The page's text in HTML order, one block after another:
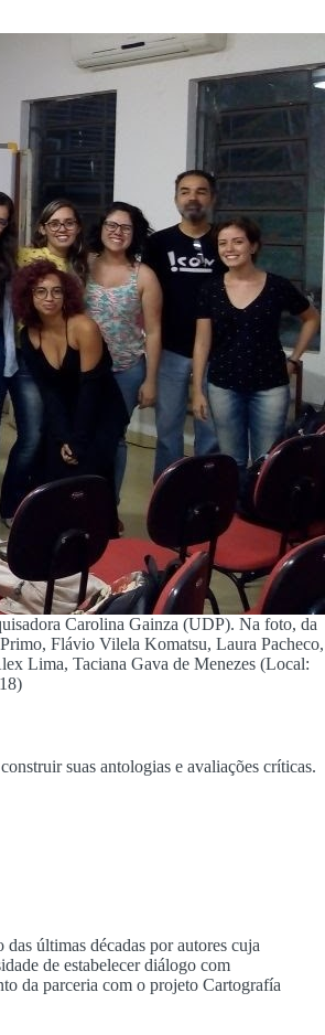
Carolina Gainza (UDP). Na foto, da
Flávio Vilela Komatsu, Laura Pacheco,
Lima, Taciana Gava de Menezes (Local:
suas antologias e avaliações críticas.
últimas décadas por autores cuja
de estabelecer diálogo com
da parceria com o projeto Cartografía